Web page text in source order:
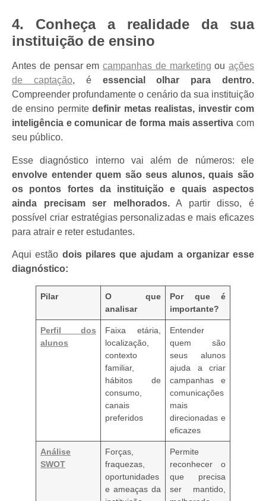
4. Conheça a realidade da sua
instituição de ensino
Antes de pensar em campanhas de marketing ou ações
de captação, é essencial olhar para dentro.
Compreender profundamente o cenário da sua instituição
de ensino permitedefinir metas realistas, investir com
inteligência e comunicar de forma mais assertiva com
seu público.
Esse diagnóstico interno vai além de números: ele
envolve entender quem são seus alunos, quais são
os pontos fortes da instituição e quais aspectos
ainda precisam ser melhorados.A partir disso, é
possível criar estratégias personalizadas e mais eficazes
para atrair e reter estudantes.
Aqui estão dois pilares que ajudam a organizar esse
diagnóstico:
Pilar
O que
analisar
Por que é
importante?
Perfil dos
alunos
Faixa etária,
localização,
contexto
familiar,
hábitos de
consumo,
canais
preferidos
Entender
quem são
seus alunos
ajuda a criar
campanhas e
comunicações
mais
direcionadas e
eficazes
Análise
SWOT
Forças,
fraquezas,
oportunidades
e ameaças da
Permite
reconhecer o
que precisa
ser mantido,